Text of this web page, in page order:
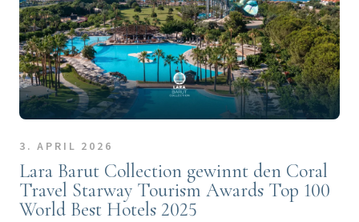
3. APRIL 2026
Lara Barut Collection gewinnt den Coral
Travel Starway Tourism Awards Top 100
World Best Hotels 2025